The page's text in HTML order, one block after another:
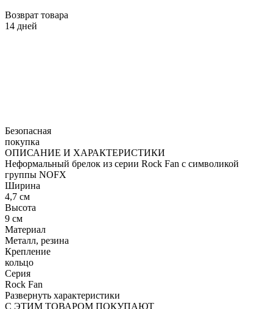
Возврат товара
14 дней
Безопасная
покупка
ОПИСАНИЕ И ХАРАКТЕРИСТИКИ
Неформальный брелок из серии Rock Fan с символикой
группы NOFX
Ширина
4,7 см
Высота
9 см
Материал
Металл, резина
Крепление
кольцо
Серия
Rock Fan
Развернуть характеристики
С ЭТИМ ТОВАРОМ ПОКУПАЮТ